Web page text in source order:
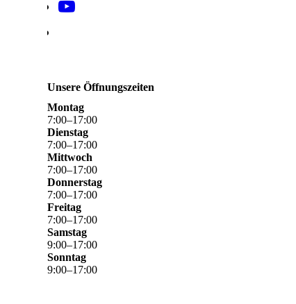
Unsere Öffnungszeiten
Montag
7:00–17:00
Dienstag
7:00–17:00
Mittwoch
7:00–17:00
Donnerstag
7:00–17:00
Freitag
7:00–17:00
Samstag
9:00–17:00
Sonntag
9:00–17:00